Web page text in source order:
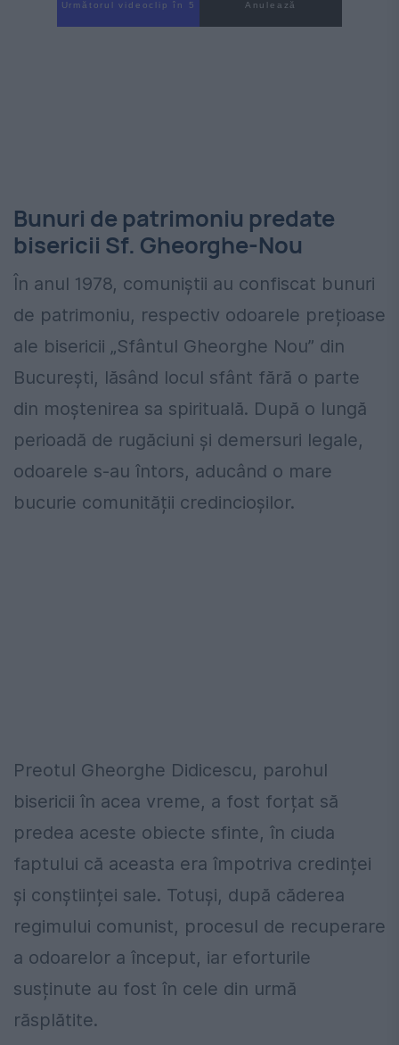
Următorul videoclip în 3 Anulează
Bunuri de patrimoniu predate
bisericii Sf. Gheorghe-Nou
În anul 1978, comuniștii au confiscat bunuri
de patrimoniu, respectiv odoarele prețioase
ale bisericii „Sfântul Gheorghe Nou” din
București, lăsând locul sfânt fără o parte
din moștenirea sa spirituală. După o lungă
perioadă de rugăciuni și demersuri legale,
odoarele s-au întors, aducând o mare
bucurie comunității credincioșilor.
Preotul Gheorghe Didicescu, parohul
bisericii în acea vreme, a fost forțat să
predea aceste obiecte sfinte, în ciuda
faptului că aceasta era împotriva credinței
și conștiinței sale. Totuși, după căderea
regimului comunist, procesul de recuperare
a odoarelor a început, iar eforturile
susținute au fost în cele din urmă
răsplătite.